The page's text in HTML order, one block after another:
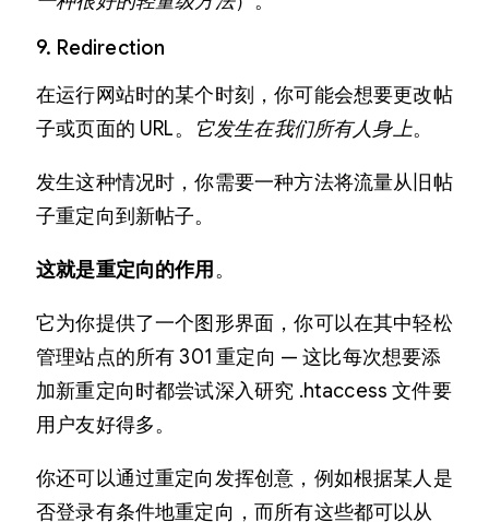
9. Redirection
在运行网站时的某个时刻，你可能会想要更改帖
子或页面的 URL。
它发生在我们所有人身上。
发生这种情况时，你需要一种方法将流量从旧帖
子重定向到新帖子。
这就是重定向的作用 。
它为你提供了一个图形界面，你可以在其中轻松
管理站点的所有 301 重定向 — 这比每次想要添
加新重定向时都尝试深入研究 .htaccess 文件要
用户友好得多。
你还可以通过重定向发挥创意，例如根据某人是
否登录有条件地重定向，而所有这些都可以从